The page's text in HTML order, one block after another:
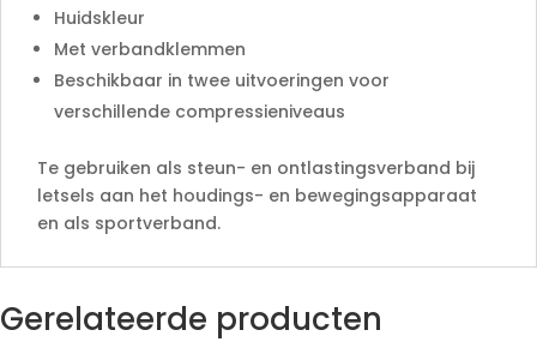
Huidskleur
Met verbandklemmen
Beschikbaar in twee uitvoeringen voor
verschillende compressieniveaus
Te gebruiken als steun- en ontlastingsverband bij
letsels aan het houdings- en bewegingsapparaat
en als sportverband.
Gerelateerde producten